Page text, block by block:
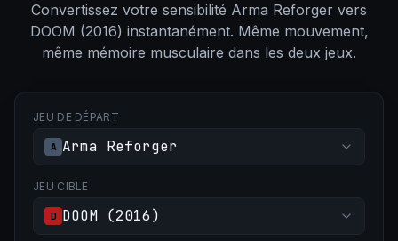
Convertissez votre sensibilité Arma Reforger vers
DOOM (2016) instantanément. Même mouvement,
même mémoire musculaire dans les deux jeux.
JEU DE DÉPART
A Arma Reforger
JEU CIBLE
D DOOM (2016)